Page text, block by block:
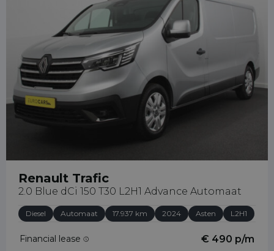
info@bedrijfswagenleasing.nl
Renault Trafic
2.0 Blue dCi 150 T30 L2H1 Advance Automaat
Diesel Automaat 17.937 km 2024 Asten L2H1
Financial lease € 490 p/m